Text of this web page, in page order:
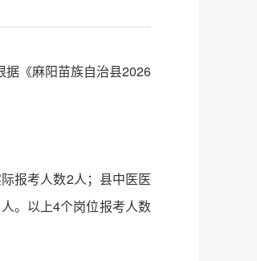
据《麻阳苗族自治县2026
报考人数2人；县中医医
。以上4个岗位报考人数